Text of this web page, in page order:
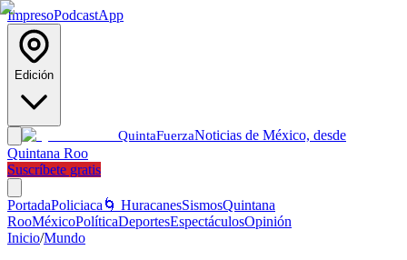
ImpresoPodcastApp
Edición
QuintaFuerzaNoticias de México, desde
Quintana Roo
Suscríbete gratis
PortadaPoliciaca 🌀 HuracanesSismosQuintana
RooMéxicoPolíticaDeportesEspectáculosOpinión
Inicio/Mundo